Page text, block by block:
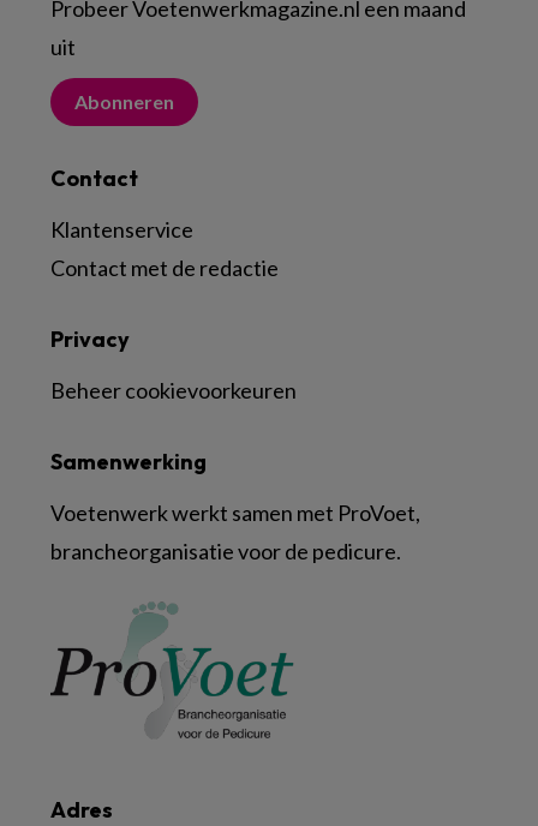
Probeer Voetenwerkmagazine.nl een maand
uit
Abonneren
Contact
Klantenservice
Contact met de redactie
Adres
Samenwerking
Voetenwerk werkt samen met ProVoet,
brancheorganisatie voor de pedicure.
Privacy
Beheer cookievoorkeuren